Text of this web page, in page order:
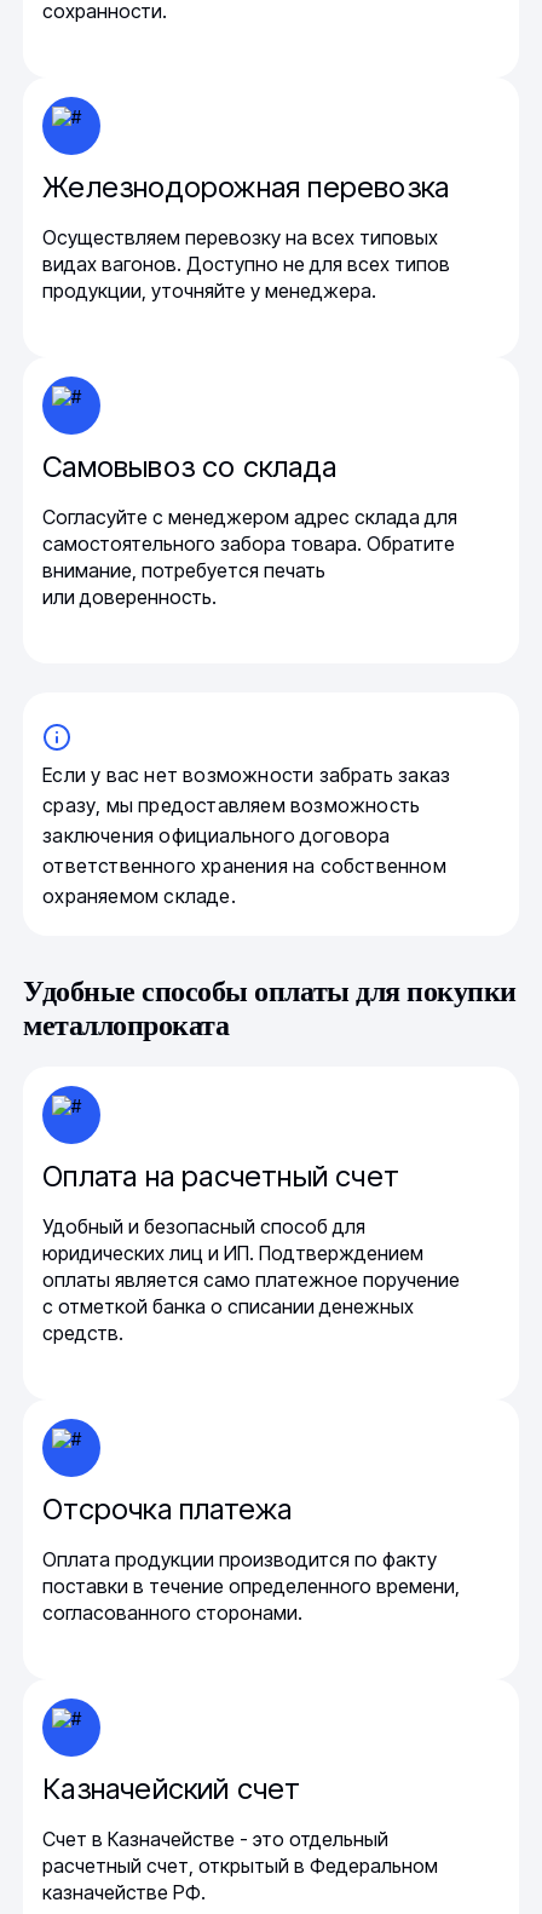
сохранности.
Железнодорожная перевозка
Осуществляем перевозку на всех типовых
видах вагонов. Доступно не для всех типов
продукции, уточняйте у менеджера.
Самовывоз со склада
Согласуйте с менеджером адрес склада для
самостоятельного забора товара. Обратите
внимание, потребуется печать
или доверенность.
Если у вас нет возможности забрать заказ
сразу, мы предоставляем возможность
заключения официального договора
ответственного хранения на собственном
охраняемом складе.
Удобные способы оплаты для покупки
металлопроката
Оплата на расчетный счет
Удобный и безопасный способ для
юридических лиц и ИП. Подтверждением
оплаты является само платежное поручение
с отметкой банка о списании денежных
средств.
Отсрочка платежа
Оплата продукции производится по факту
поставки в течение определенного времени,
согласованного сторонами.
Казначейский счет
Счет в Казначействе - это отдельный
расчетный счет, открытый в Федеральном
казначействе РФ.